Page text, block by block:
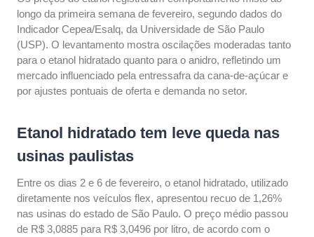
longo da primeira semana de fevereiro, segundo dados do
Indicador Cepea/Esalq, da Universidade de São Paulo
(USP). O levantamento mostra oscilações moderadas tanto
para o etanol hidratado quanto para o anidro, refletindo um
mercado influenciado pela entressafra da cana-de-açúcar e
por ajustes pontuais de oferta e demanda no setor.
Etanol hidratado tem leve queda nas
usinas paulistas
Entre os dias 2 e 6 de fevereiro, o etanol hidratado, utilizado
diretamente nos veículos flex, apresentou recuo de 1,26%
nas usinas do estado de São Paulo. O preço médio passou
de R$ 3,0885 para R$ 3,0496 por litro, de acordo com o